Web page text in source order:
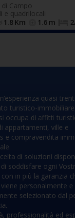
di Campo
e quadrilocali
1.6 m
1.8 Km
(forno),
matrimoniale (con
al balcone),
(n.2
quasi
turistico-immobiliare,
occupa di affitti
appartamenti, ville e
e compravendita
di soluzioni
soddisfare ogni
in più la garanzia
personalmente e
selezionato dal
professionalità ed